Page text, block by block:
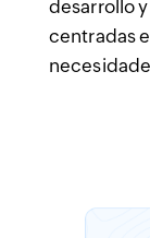
desarrollo
centradas